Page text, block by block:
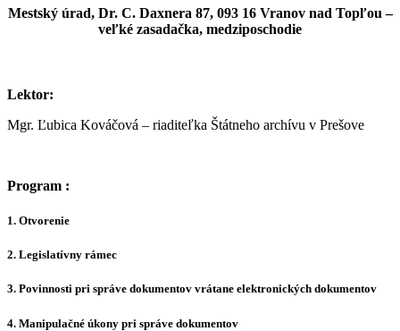
Mestský úrad, Dr. C. Daxnera 87, 093 16 Vranov nad Topľou–
veľké zasadačka, medziposchodie
Lektor:
Mgr. Ľubica Kováčová – riaditeľka Štátneho archívu v Prešove
Program :
1. Otvorenie
2. Legislatívny rámec
3. Povinnosti pri správe dokumentov vrátane elektronických dokumentov
4. Manipulačné úkony pri správe dokumentov